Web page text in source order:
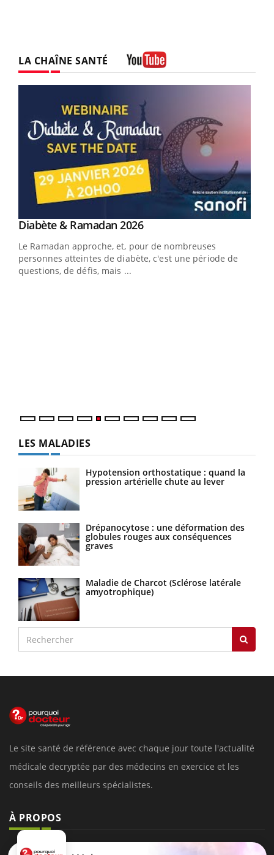
LA CHAÎNE SANTÉ
Youtube
Diabète & Ramadan 2026Youtube
Le Ramadan approche, et, pour de nombreuses
personnes atteintes de diabète, c'est une période de
questions, de défis, mais ...
LES MALADIES
Hypotension orthostatique : quand la
pression artérielle chute au lever
Drépanocytose : une déformation des
globules rouges aux conséquences
graves
Maladie de Charcot (Sclérose latérale
amyotrophique)
Le site santé de référence avec chaque jour toute l'actualité
médicale decryptée par des médecins en exercice et les
conseils des meilleurs spécialistes.
À PROPOS
Données personnelles et cookies